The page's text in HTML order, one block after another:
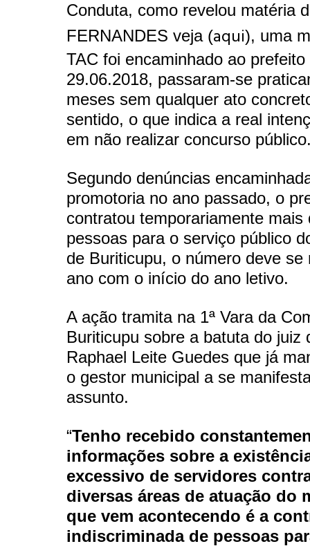
Conduta, como revelou matéria
FERNANDES veja (aqui), uma
TAC foi encaminhado ao prefeito
29.06.2018, passaram-se
meses sem qualquer ato
sentido, o que indica a real
em não realizar concurso
Segundo denúncias
promotoria no ano passado, o
contratou temporariamente mais
pessoas para o serviço público
de Buriticupu, o número deve se
ano com o início do ano letivo.
A ação tramita na 1ª Vara da
Buriticupu sobre a batuta do juiz
Raphael Leite Guedes que já
o gestor municipal a se
assunto.
“Tenho recebido
informações sobre a
excessivo de servidores
diversas áreas de atuação do
que vem acontecendo é a
indiscriminada de pessoas